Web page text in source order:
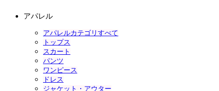
アパレル
アパレルカテゴリすべて
トップス
スカート
パンツ
ワンピース
ドレス
ジャケット・アウター